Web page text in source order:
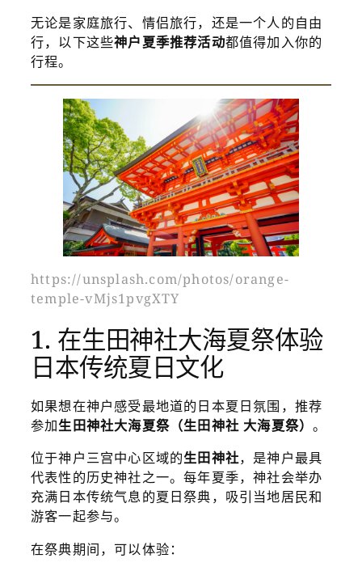
无论是家庭旅行、情侣旅行，还是一个人的自由
行，以下这些神户夏季推荐活动都值得加入你的
行程。
https://unsplash.com/photos/orange-
temple-vMjs1pvgXTY
1. 在生田神社大海夏祭体验
日本传统夏日文化
如果想在神户感受最地道的日本夏日氛围，推荐
参加生田神社大海夏祭（生田神社 大海夏祭）。
位于神户三宫中心区域的生田神社，是神户最具
代表性的历史神社之一。每年夏季，神社会举办
充满日本传统气息的夏日祭典，吸引当地居民和
游客一起参与。
在祭典期间，可以体验：